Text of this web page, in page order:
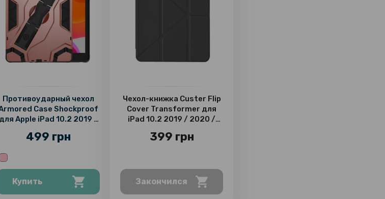
Противоударный чехол
Case Shockproof
для Apple iPad 10.2 2019 /
499 грн
Купить
Чехол-книжка Custer Flip
Cover Transformer для
iPad 10.2 2019 / 2020 /
399 грн
Закончился